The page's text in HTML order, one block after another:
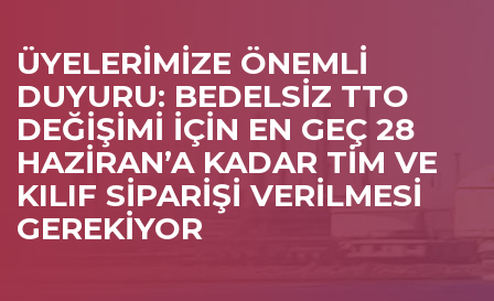
ÜYELERİMİZE ÖNEMLİ
DUYURU: BEDELSİZ TTO
DEĞİŞİMİ İÇİN EN GEÇ 28
HAZİRAN’A KADAR TİM VE
KILIF SİPARİŞİ VERİLMESİ
GEREKİYOR